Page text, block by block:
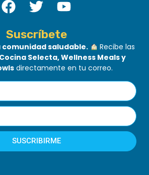
Suscríbete
saludable.
Recibe las
Cocina Selecta, Wellness Meals y
directamente en tu correo.
SUSCRIBIRME